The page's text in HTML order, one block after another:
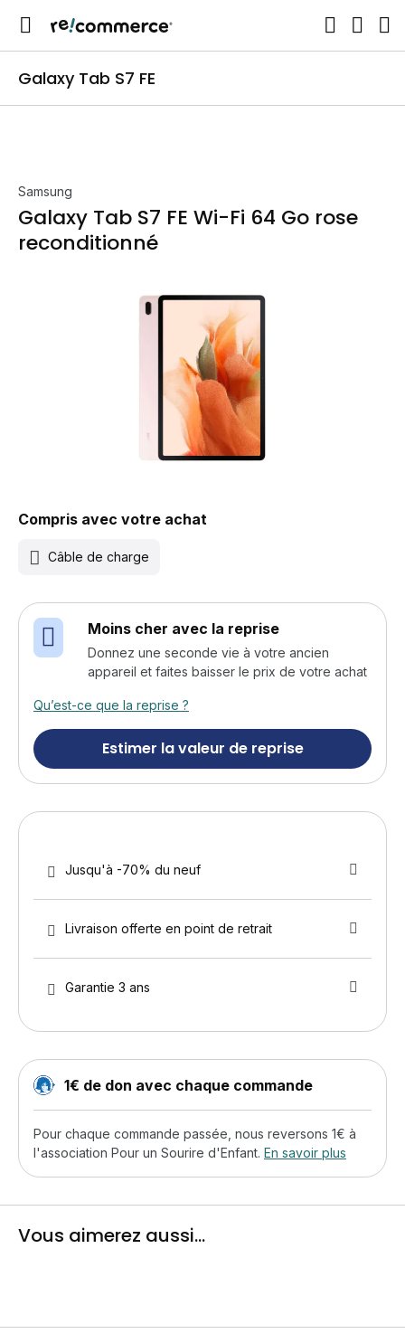
Galaxy Tab S7 FE
Samsung
Galaxy Tab S7 FE Wi-Fi 64 Go rose
reconditionné
Compris avec votre achat
Câble de charge
Moins cher avec la reprise
Donnez une seconde vie à votre ancien
appareil et faites baisser le prix de votre achat
Qu’est-ce que la reprise ?
Estimer la valeur de reprise
Jusqu'à -70% du neuf
Livraison offerte en point de retrait
Garantie 3 ans
1€ de don avec chaque commande
Pour chaque commande passée, nous reversons 1€ à
l'association Pour un Sourire d'Enfant. En savoir plus
Vous aimerez aussi...